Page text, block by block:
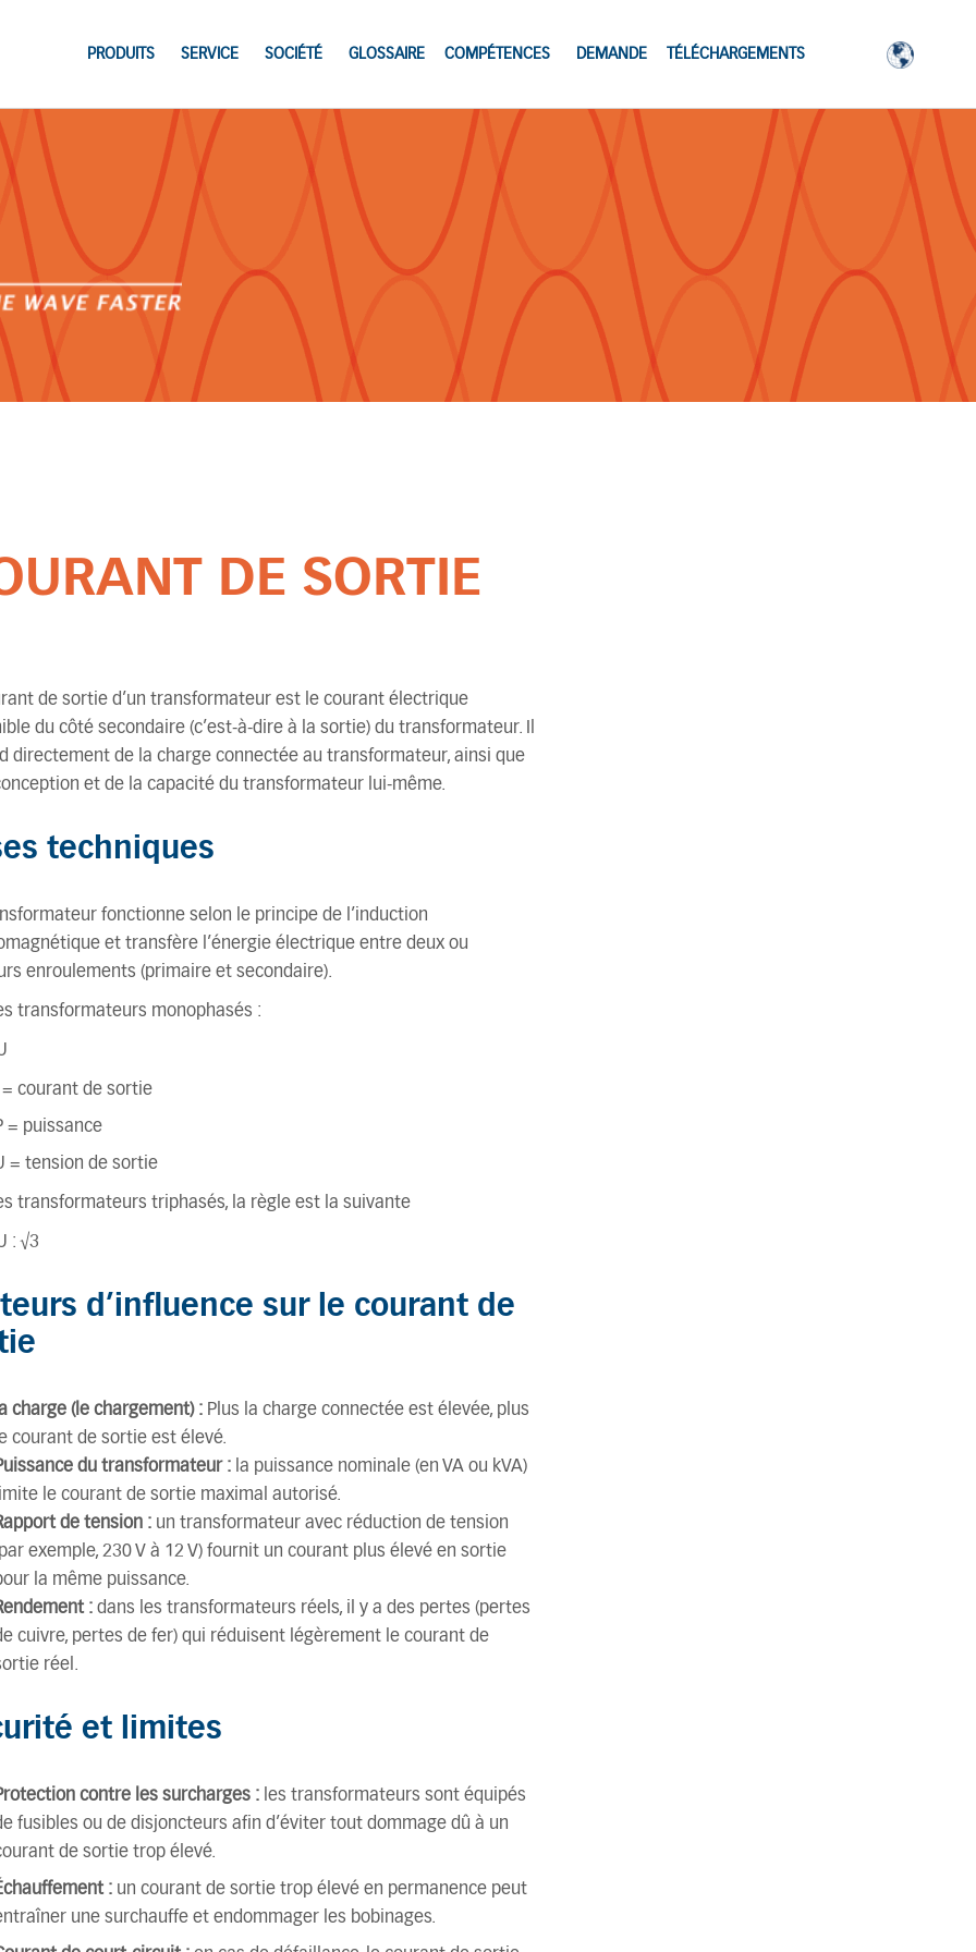
PRODUITS SERVICE SOCIÉTÉ GLOSSAIRE COMPÉTENCES DEMANDE TÉLÉCHARGEMENTS
DE SORTIE
de sortie d’un transformateur est le courant électrique
du côté secondaire (c’est-à-dire à la sortie) du transformateur. Il
directement de la charge connectée au transformateur, ainsi que
et de la capacité du transformateur lui-même.
techniques
fonctionne selon le principe de l’induction
et transfère l’énergie électrique entre deux ou
enroulements (primaire et secondaire).
transformateurs monophasés :
= courant de sortie
= puissance
= tension de sortie
transformateurs triphasés, la règle est la suivante
: √3
d’influence sur le courant de
charge (le chargement) : Plus la charge connectée est élevée, plus
courant de sortie est élevé.
du transformateur : la puissance nominale (en VA ou kVA)
le courant de sortie maximal autorisé.
de tension : un transformateur avec réduction de tension
exemple, 230 V à 12 V) fournit un courant plus élevé en sortie
la même puissance.
: dans les transformateurs réels, il y a des pertes (pertes
cuivre, pertes de fer) qui réduisent légèrement le courant de
réel.
et limites
contre les surcharges : les transformateurs sont équipés
fusibles ou de disjoncteurs afin d’éviter tout dommage dû à un
de sortie trop élevé.
: un courant de sortie trop élevé en permanence peut
une surchauffe et endommager les bobinages.